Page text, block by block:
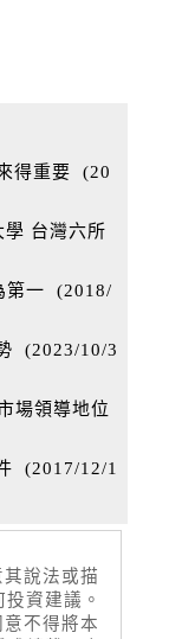
得重要 (20
學 台灣六所
第一 (2018/
(2023/10/3
場領導地位
(2017/12/1
說法或描
資建議。
不得將本